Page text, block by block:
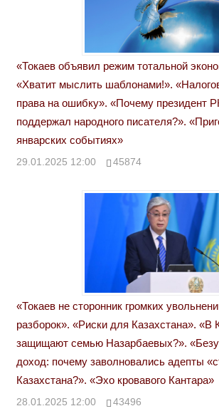
«Токаев объявил режим тотальной
«Хватит мыслить шаблонами!».
права на ошибку». «Почему президент
поддержал народного писателя?».
январских событиях»
29.01.2025 12:00 45874
«Токаев не сторонник громких
разборок». «Риски для Казахстана». «В
защищают семью Назарбаевых?».
доход: почему заволновались адепты
Казахстана?». «Эхо кровавого Кантара»
28.01.2025 12:00 43496